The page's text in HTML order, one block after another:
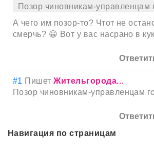
Позор чиновникам-управленцам
А чего им позор-то? Чтот не
смерчь? 😀 Вот у вас насрано в
#1 ПишетЖительгорода...
Позор чиновникам-управленцам
Навигация по страницам